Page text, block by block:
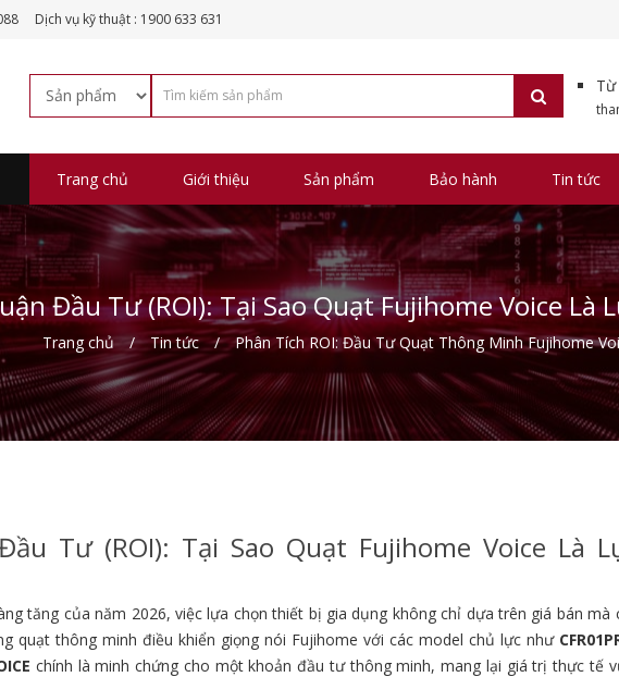
Dịch vụ kỹ thuật : 1900 633 631
Từ
Trang chủ Giới thiệu Sản phẩm Bảo hành Tin tức
Đầu Tư (ROI): Tại Sao Quạt Fujihome Voice Là
Trang chủ Tin tức Phân Tích ROI: Đầu Tư Quạt Thông Minh Fujihome
Tư (ROI): Tại Sao Quạt Fujihome Voice Là
tăng của năm 2026, việc lựa chọn thiết bị gia dụng không chỉ dựa trên giá bán mà
quạt thông minh điều khiển giọng nói Fujihome với các model chủ lực như
chính là minh chứng cho một khoản đầu tư thông minh, mang lại giá trị thực tế